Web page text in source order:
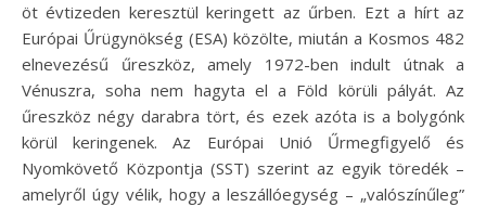
öt évtizeden keresztül keringett az űrben. Ezt a hírt az
Európai Űrügynökség (ESA) közölte, miután a Kosmos 482
elnevezésű űreszköz, amely 1972-ben indult útnak a
Vénuszra, soha nem hagyta el a Föld körüli pályát. Az
űreszköz négy darabra tört, és ezek azóta is a bolygónk
körül keringenek. Az Európai Unió Űrmegfigyelő és
Nyomkövető Központja (SST) szerint az egyik töredék –
amelyről úgy vélik, hogy a leszállóegység – „valószínűleg”